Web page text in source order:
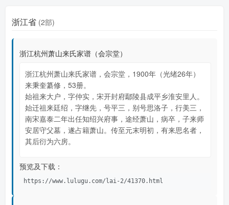
浙江省 (2部)
浙江杭州萧山来氏家谱（会宗堂）
浙江杭州萧山来氏家谱，会宗堂，1900年（光绪26年）
来秉奎纂修，53册。
始祖来大户，字仲实，宋开封府鄢陵县成平乡淮安里人。
始迁祖来廷绍，字继先，号平三，别号思洛子，行美三，
南宋嘉泰二年出任知绍兴府事，途经萧山，病卒，子来师
安居守父墓，遂占籍萧山。传至元末明初，有来思名者，
其后衍为六房。
预览及下载：
https://www.lulugu.com/lai-2/41370.html